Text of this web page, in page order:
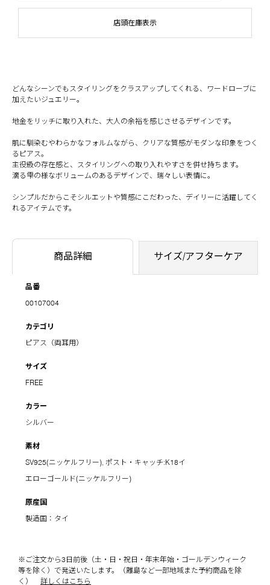
店頭在庫表示
どんなシーンでもスタイリングをクラスアップしてくれる、ワードローブに
加えたいジュエリー。
地金をリッチに取り入れた、大人の余裕を感じさせるデザインです。
肌に馴染むやわらかなフォルムながら、クリアな質感がモダンな印象をつく
るピアス。
主役級の存在感と、スタイリングへの取り入れやすさを併せ持ちます。
滴る雫の様なボリュームのあるデザインで、瑞々しい表情に。
シンプルだからこそシルエットや質感にこだわった、デイリーに活躍してく
れるアイテムです。
商品詳細 サイズ/アフターケア
品番
00107004
カテゴリ
ピアス（両耳用）
サイズ
FREE
カラー
シルバー
素材
SV925(ニッケルフリー), ポスト・キャッチ:K18イ
エローゴールド(ニッケルフリー)
原産国
製造国：タイ
※ご注文から3日前後（土・日・祝日・年末年始・ゴールデンウィーク
等を除く）で発送いたします。（離島など一部地域また予約商品を除
く）
詳しくはこちら